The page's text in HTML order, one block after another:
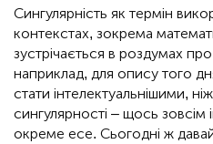
Сингулярність як термін
контекстах, зокрема
зустрічається в роздумах
наприклад, для опису того
стати інтелектуальнішими,
сингулярності – щось зовсім
окреме есе. Сьогодні ж